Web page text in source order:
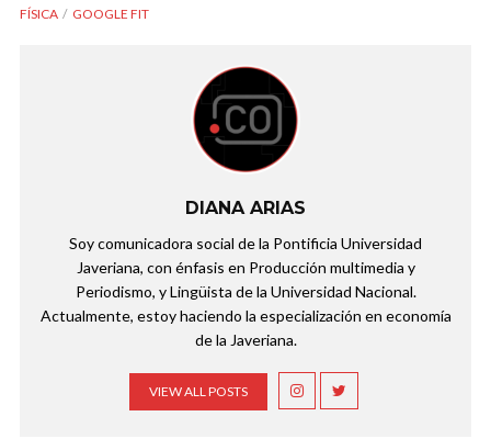
FÍSICA
GOOGLE FIT
DIANA ARIAS
Soy comunicadora social de la Pontificia Universidad
Javeriana, con énfasis en Producción multimedia y
Periodismo, y Lingüista de la Universidad Nacional.
Actualmente, estoy haciendo la especialización en economía
de la Javeriana.
VIEW ALL POSTS